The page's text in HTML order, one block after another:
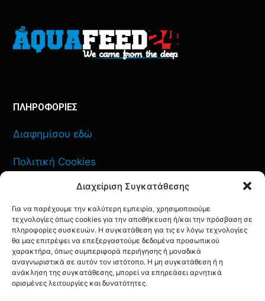
Διαχείριση Συγκατάθεσης
Για να παρέχουμε την καλύτερη εμπειρία, χρησιμοποιούμε
τεχνολογίες όπως cookies για την αποθήκευση ή/και την πρόσβαση σε
πληροφορίες συσκευών. Η συγκατάθεση για τις εν λόγω τεχνολογίες
θα μας επιτρέψει να επεξεργαστούμε δεδομένα προσωπικού
χαρακτήρα, όπως συμπεριφορά περιήγησης ή μοναδικά
αναγνωριστικά σε αυτόν τον ιστότοπο. Η μη συγκατάθεση ή η
ανάκληση της συγκατάθεσης, μπορεί να επηρεάσει αρνητικά
ορισμένες λειτουργίες και δυνατότητες.
ΠΛΗΡΟΦΟΡΙΕΣ
Διαφημίσου εδώ
Πολιτική Cookies
Πολιτική Απορρήτου
ΕΠΙΚΟΙΝΩΝΙΑ